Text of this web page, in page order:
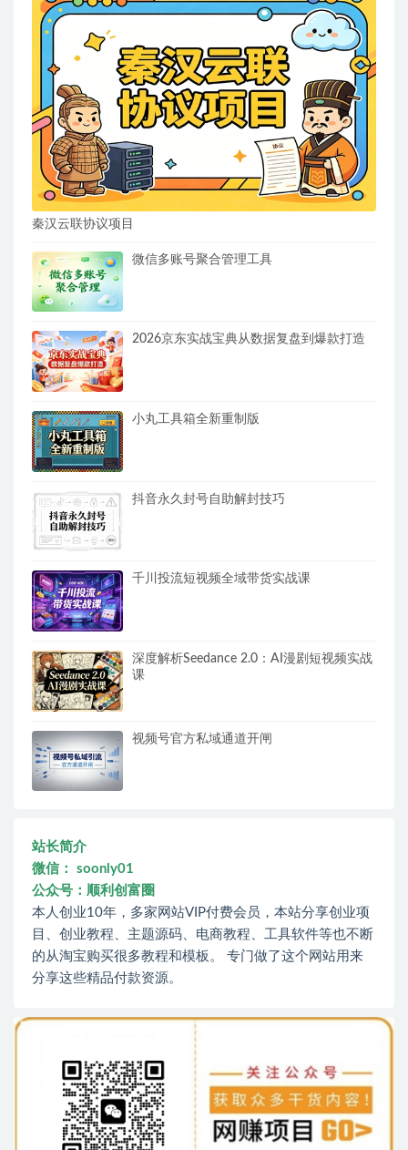
秦汉云联协议项目
微信多账号聚合管理工具
2026京东实战宝典从数据复盘到爆款打造
小丸工具箱全新重制版
抖音永久封号自助解封技巧
千川投流短视频全域带货实战课
深度解析Seedance 2.0：AI漫剧短视频实战
课
视频号官方私域通道开闸
站长简介
微信： soonly01
公众号：顺利创富圈
本人创业10年，多家网站VIP付费会员，本站分享创业项
目、创业教程、主题源码、电商教程、工具软件等也不断
的从淘宝购买很多教程和模板。 专门做了这个网站用来
分享这些精品付款资源。